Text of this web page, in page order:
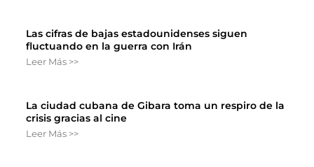
Las cifras de bajas estadounidenses siguen
fluctuando en la guerra con Irán
Leer Más >>
La ciudad cubana de Gibara toma un respiro de la
crisis gracias al cine
Leer Más >>